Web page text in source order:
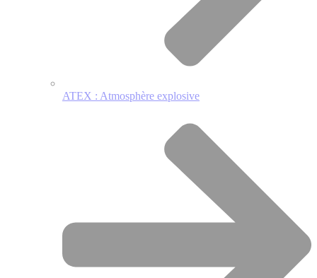
ATEX : Atmosphère explosive